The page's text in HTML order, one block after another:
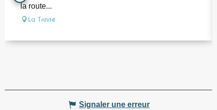
la route...
La Trinité
Signaler une erreur